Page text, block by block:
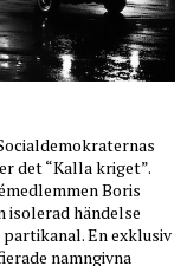
det “Kalla kriget”.
Boris
isolerad händelse
En exklusiv
namngivna